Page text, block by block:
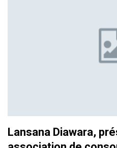
Lansana Diawara,